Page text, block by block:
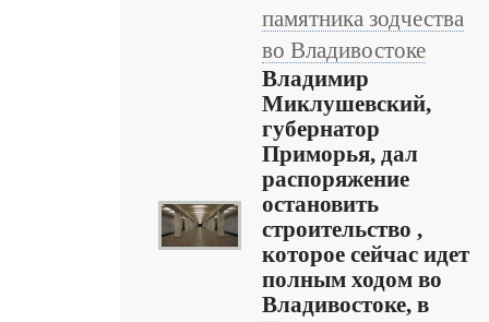
памятника зодчества
во Владивостоке
Владимир
Миклушевский,
губернатор
Приморья, дал
распоряжение
остановить
строительство ,
которое сейчас идет
полным ходом во
Владивостоке, в